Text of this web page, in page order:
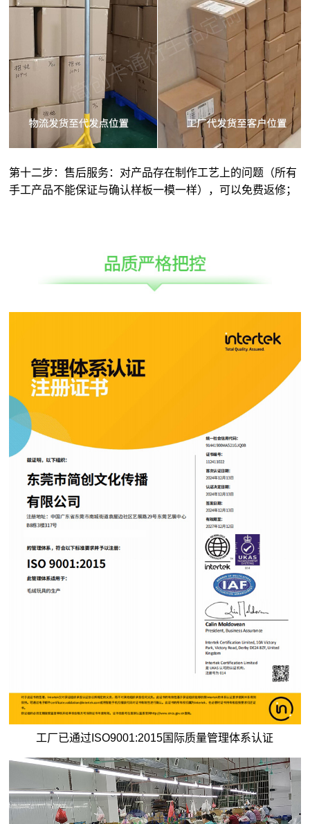
第十二步：售后服务：对产品存在制作工艺上的问题（所有
手工产品不能保证与确认样板一模一样），可以免费返修；
工厂已通过ISO9001:2015国际质量管理体系认证